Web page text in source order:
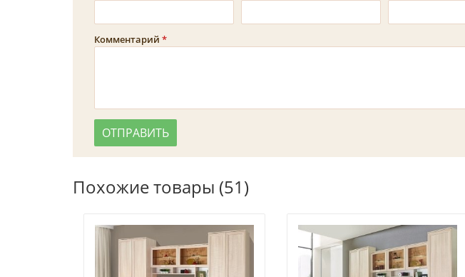
Комментарий
Похожие товары (51)